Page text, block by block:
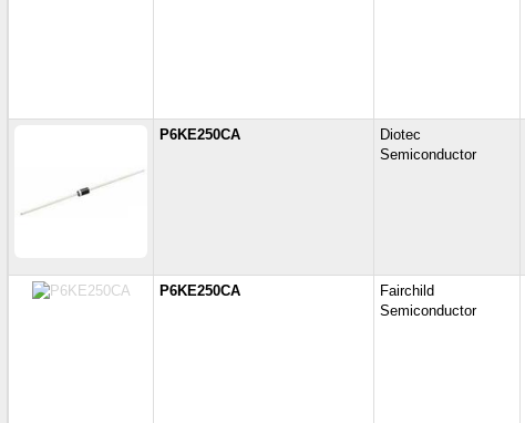
P6KE250CA
Diotec
Semiconductor
P6KE250CA
Fairchild
Semiconductor